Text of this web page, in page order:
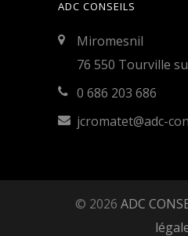
ADC CONSEILS
Miromesnil
76 550 Tourville
0 686 203 686
jcromatet@adc-
© 2026 ADC